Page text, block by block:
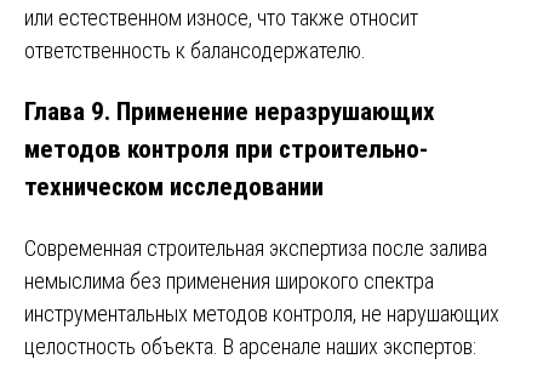
или естественном износе, что также относит
ответственность к балансодержателю.
Глава 9. Применение неразрушающих
методов контроля при строительно-
техническом исследовании
Современная строительная экспертиза после залива
немыслима без применения широкого спектра
инструментальных методов контроля, не нарушающих
целостность объекта. В арсенале наших экспертов: